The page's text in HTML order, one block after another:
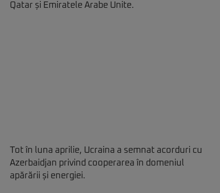
Qatar și Emiratele Arabe Unite.
Tot în luna aprilie, Ucraina a semnat acorduri cu
Azerbaidjan privind cooperarea în domeniul
apărării și energiei.